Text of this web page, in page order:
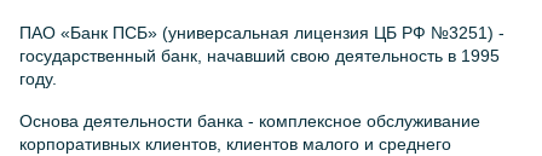
ПАО «Банк ПСБ» (универсальная лицензия ЦБ РФ №3251) -
государственный банк, начавший свою деятельность в 1995
году.
Основа деятельности банка - комплексное обслуживание
корпоративных клиентов, клиентов малого и среднего